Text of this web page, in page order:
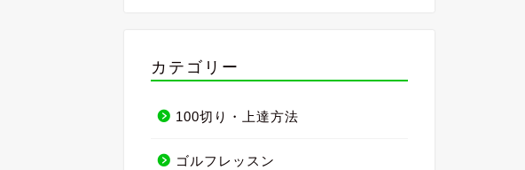
カテゴリー
100切り・上達方法
ゴルフレッスン